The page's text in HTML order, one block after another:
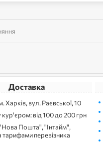
Доставка
Харків, вул. Раєвської, 10
від 100 до 200 грн
Пошта", "Інтайм",
тарифами перевізника